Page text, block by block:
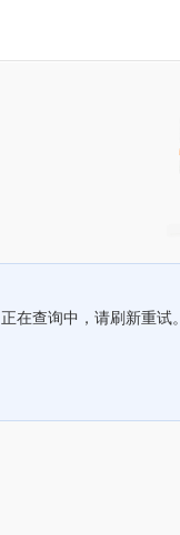
正在查询中，请刷新重试。